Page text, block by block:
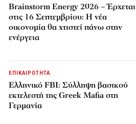
Brainstorm Energy 2026 – Έρχεται
στις 16 Σεπτεμβρίου: Η νέα
οικονομία θα χτιστεί πάνω στην
ενέργεια
ΕΠΙΚΑΙΡΟΤΗΤΑ
Ελληνικό FBI: Σύλληψη βασικού
εκτελεστή της Greek Mafia στη
Γερμανία